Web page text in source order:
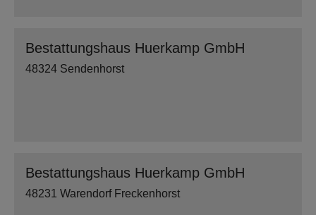
Bestattungshaus Huerkamp GmbH
48324 Sendenhorst
Bestattungshaus Huerkamp GmbH
48231 Warendorf Freckenhorst